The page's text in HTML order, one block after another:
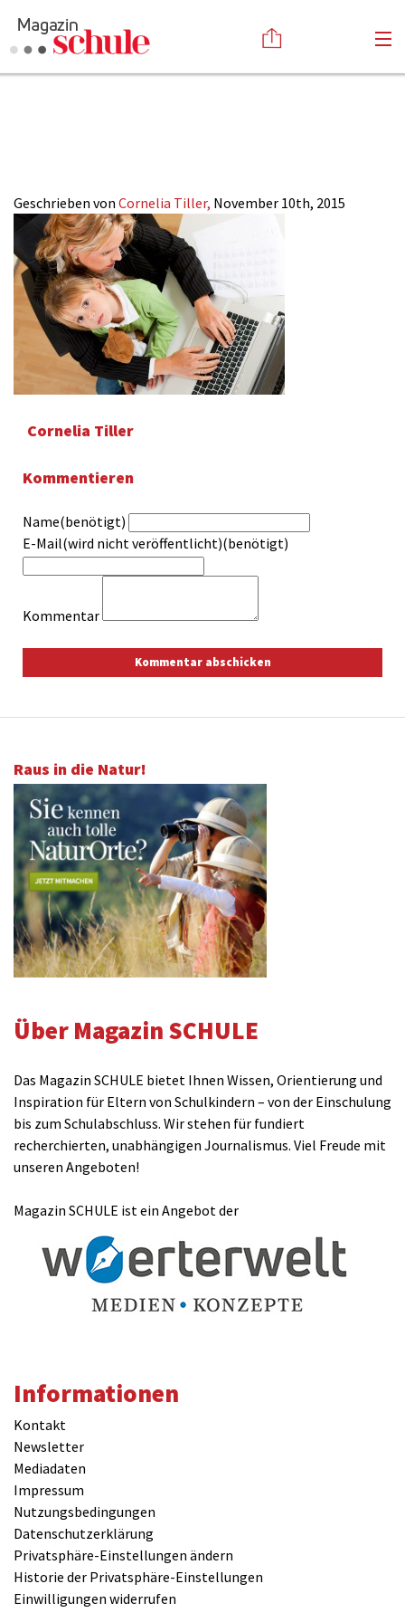
Mediadaten
Kontakt
Impressum
Anmelden
Geschrieben von Cornelia Tiller, November 10th, 2015
Cornelia Tiller
Kommentieren
Name(benötigt)
E-Mail(wird nicht veröffentlicht)(benötigt)
Kommentar
Raus in die Natur!
Über Magazin SCHULE
Das Magazin SCHULE bietet Ihnen Wissen, Orientierung und
Inspiration für Eltern von Schulkindern – von der Einschulung
bis zum Schulabschluss. Wir stehen für fundiert
recherchierten, unabhängigen Journalismus. Viel Freude mit
unseren Angeboten!
Magazin SCHULE ist ein Angebot der
Informationen
Kontakt
Newsletter
Mediadaten
Impressum
Nutzungsbedingungen
Datenschutzerklärung
Privatsphäre-Einstellungen ändern
Historie der Privatsphäre-Einstellungen
Einwilligungen widerrufen